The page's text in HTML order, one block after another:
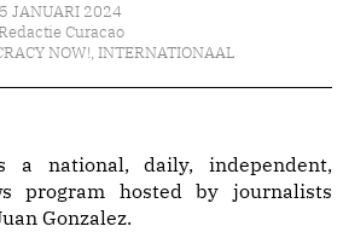
5 JANUARI 2024
Curacao
NOW!, INTERNATIONAAL
a national, daily, independent,
program hosted by journalists
Gonzalez.